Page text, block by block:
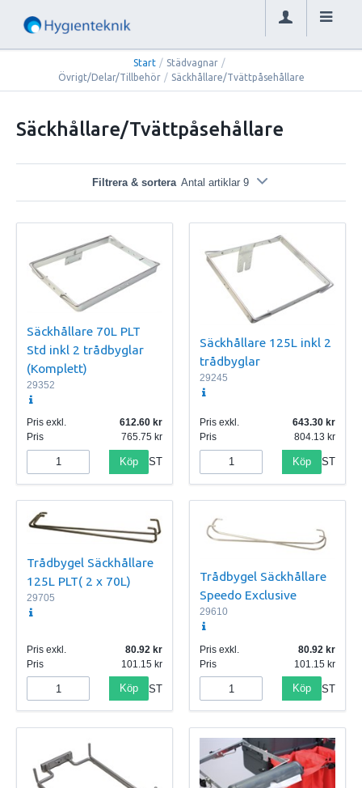
Start / Städvagnar /
Övrigt/Delar/Tillbehör / Säckhållare/Tvättpåsehållare
Säckhållare/Tvättpåsehållare
Filtrera & sortera Antal artiklar 9
Säckhållare 70L PLT
Std inkl 2 trådbyglar
(Komplett)
29352
Pris exkl.
612.60
Pris
765.75
Köp ST
Säckhållare 125L inkl 2
trådbyglar
29245
Pris exkl.
643.30
Pris
804.13
Köp ST
Trådbygel Säckhållare
125L PLT( 2 x 70L)
29705
Pris exkl.
80.92
Pris
101.15
Köp ST
Trådbygel Säckhållare
Speedo Exclusive
29610
Pris exkl.
80.92
Pris
101.15
Köp ST